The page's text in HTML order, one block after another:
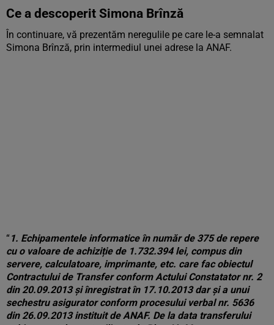
Ce a descoperit Simona Brînză
În continuare, vă prezentăm neregulile pe care le-a semnalat
Simona Brînză, prin intermediul unei adrese la ANAF.
“1. Echipamentele informatice în număr de 375 de repere
cu o valoare de achiziție de 1.732.394 lei, compus din
servere, calculatoare, imprimante, etc. care fac obiectul
Contractului de Transfer conform Actului Constatator nr. 2
din 20.09.2013 și înregistrat în 17.10.2013 dar și a unui
sechestru asigurator conform procesului verbal nr. 5636
din 26.09.2013 instituit de ANAF. De la data transferului